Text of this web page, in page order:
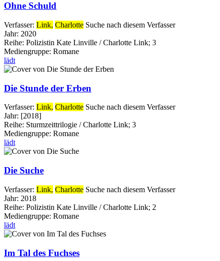
Ohne Schuld
Verfasser: Link, Charlotte Suche nach diesem Verfasser
Jahr: 2020
Reihe: Polizistin Kate Linville / Charlotte Link; 3
Mediengruppe: Romane
lädt
Die Stunde der Erben
Verfasser: Link, Charlotte Suche nach diesem Verfasser
Jahr: [2018]
Reihe: Sturmzeittrilogie / Charlotte Link; 3
Mediengruppe: Romane
lädt
Die Suche
Verfasser: Link, Charlotte Suche nach diesem Verfasser
Jahr: 2018
Reihe: Polizistin Kate Linville / Charlotte Link; 2
Mediengruppe: Romane
lädt
Im Tal des Fuchses